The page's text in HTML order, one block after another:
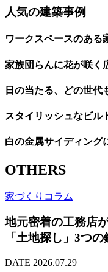
人気の建築事例
ワークスペースのある
家族団らんに花が咲く
日の当たる、どの世代
スタイリッシュなビル
白の金属サイディング
OTHERS
家づくりコラム
地元密着の工務店
「土地探し」3つの
DATE 2026.07.29